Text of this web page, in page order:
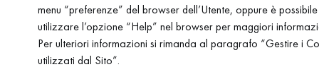
menu “preferenze” del browser dell’Utente, oppure è possibile
utilizzare l’opzione “Help” nel browser per maggiori
Per ulteriori informazioni si rimanda al paragrafo “Gestire i
utilizzati dal Sito”.